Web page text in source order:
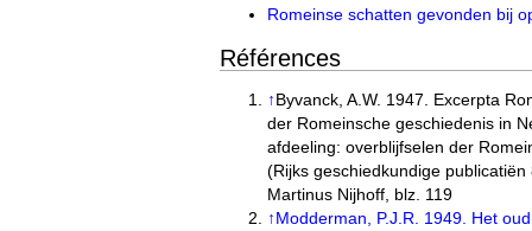
Romeinse schatten gevonden bij
Références
↑Byvanck, A.W. 1947. Excerpta
der Romeinsche geschiedenis in
afdeeling: overblijfselen der
(Rijks geschiedkundige
Martinus Nijhoff, blz. 119
↑Modderman, P.J.R. 1949. Het